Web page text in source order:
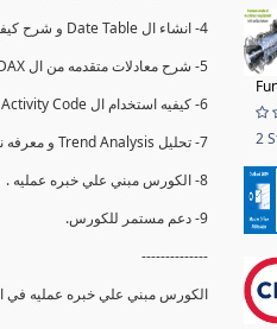
4- انشاء ال Date Table و شرح كيفيه ربط الPV% مع ال EV% .
5- شرح معادلات متقدمه من ال DAX كفييه استخدامها في عرض المؤشرات المشروع (KPIs) بشكل دقيق.
6- كيفيه استخدام ال Activity Code لعرض تقدم المشروع بأكثر من طريقه .
7- تحليل Trend Analysis و معرفه نسبه تأخشر المشروع و حجم التأخير لكل منطقه في المشروع .
8- الكورس مبني علي خبره عمليه .
9- دعم مستمر للكورس.
--------------
الكورس مبني علي خبره عمليه في
2